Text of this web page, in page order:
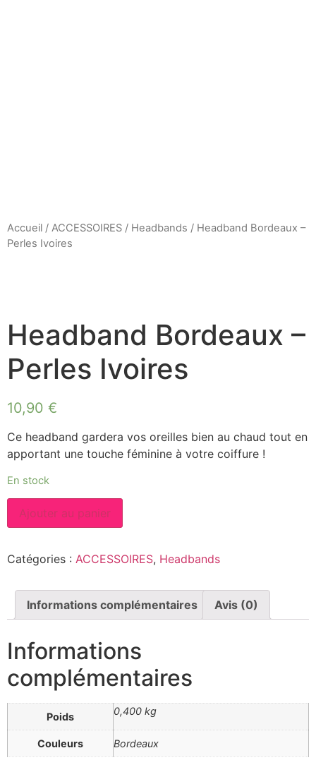
Accueil / ACCESSOIRES / Headbands / Headband Bordeaux –
Perles Ivoires
Headband Bordeaux –
Perles Ivoires
10,90 €
Ce headband gardera vos oreilles bien au chaud tout en
apportant une touche féminine à votre coiffure !
En stock
quantité
Headband
Perles
Ivoires
Ajouter au panier
Catégories : ACCESSOIRES, Headbands
Informations complémentaires Avis (0)
Informations
complémentaires
Poids 0,400 kg
Couleurs Bordeaux